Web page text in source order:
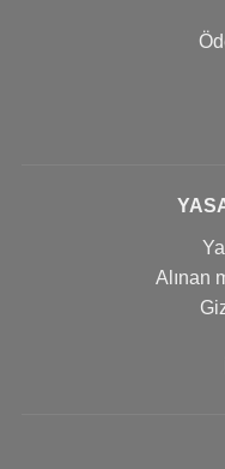
Alınan